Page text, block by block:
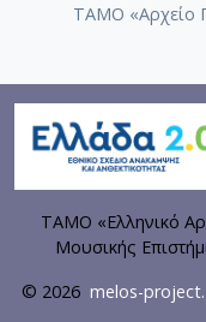
ΤΑΜΟ «Αρχείο
ΤΑΜΟ «Ελληνικό
Μουσικής
© 2026 melos-